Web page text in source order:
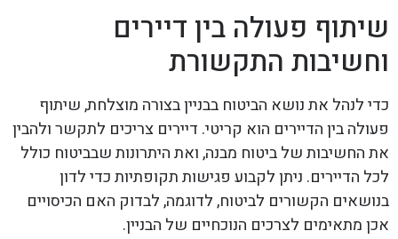
שיתוף פעולה בין דיירים
וחשיבות התקשורת
כדי לנהל את נושא הביטוח בבניין בצורה מוצלחת, שיתוף
פעולה בין הדיירים הוא קריטי. דיירים צריכים לתקשר ולהבין
את החשיבות של ביטוח מבנה, ואת היתרונות שבביטוח כולל
לכל הדיירים. ניתן לקבוע פגישות תקופתיות כדי לדון
בנושאים הקשורים לביטוח, לדוגמה, לבדוק האם הכיסויים
אכן מתאימים לצרכים הנוכחיים של הבניין.